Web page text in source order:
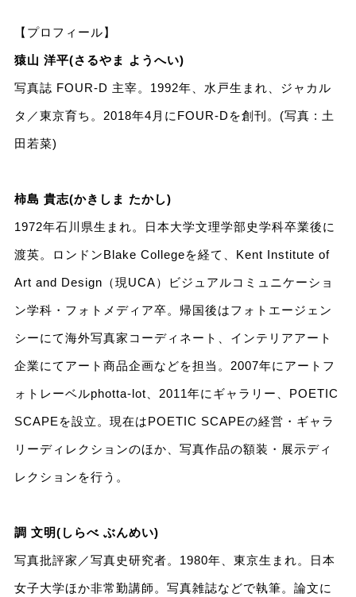
【プロフィール】
猿山 洋平(さるやま ようへい)
写真誌 FOUR-D 主宰。1992年、水戸生まれ、ジャカル
タ／東京育ち。2018年4月にFOUR-Dを創刊。(写真 : 土
田若菜)
柿島 貴志(かきしま たかし)
1972年石川県生まれ。日本大学文理学部史学科卒業後に
渡英。ロンドンBlake Collegeを経て、Kent Institute of
Art and Design（現UCA）ビジュアルコミュニケーショ
ン学科・フォトメディア卒。帰国後はフォトエージェン
シーにて海外写真家コーディネート、インテリアアート
企業にてアート商品企画などを担当。2007年にアートフ
ォトレーベルphotta-lot、2011年にギャラリー、POETIC
SCAPEを設立。現在はPOETIC SCAPEの経営・ギャラ
リーディレクションのほか、写真作品の額装・展示ディ
レクションを行う。
調 文明(しらべ ぶんめい)
写真批評家／写真史研究者。1980年、東京生まれ。日本
女子大学ほか非常勤講師。写真雑誌などで執筆。論文に